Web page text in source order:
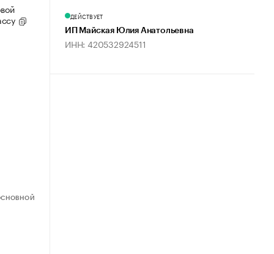
ДЕЙСТВУЕТ
ИП Майская Юлия Анатольевна
ИНН: 420532924511